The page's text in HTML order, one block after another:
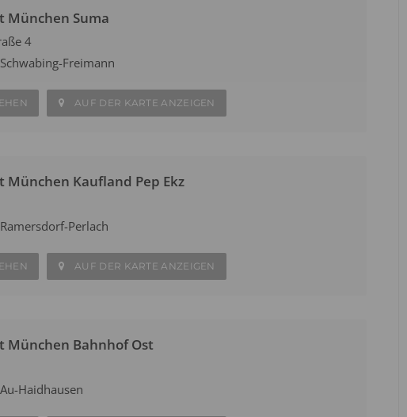
München Suma
4
Freimann
AUF DER KARTE ANZEIGEN
München Kaufland Pep Ekz
Perlach
AUF DER KARTE ANZEIGEN
München Bahnhof Ost
Haidhausen